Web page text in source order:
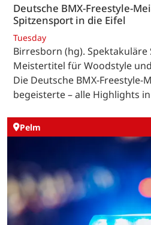
Deutsche BMX-Freestyle-
Spitzensport in die Eifel
Tuesday
Birresborn (hg). Spektakuläre
Meistertitel für Woodstyle
Die Deutsche BMX-Freestyle-
begeisterte – alle Highlights
Pelm